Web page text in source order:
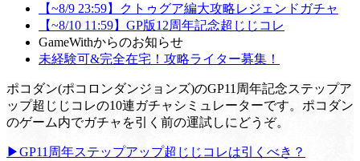
【~8/9 23:59】クトゥグア編大攻略レジェンドガチャ
【~8/10 11:59】GP版12周年記念超じじコレ
GameWithからのお知らせ
未経験可&完全在宅！攻略ライター募集！
ポコダン(ポコロンダンジョンズ)のGP11周年記念ステップア
ップ超じじコレの10連ガチャシミュレーターです。ポコダン
のゲーム内でガチャを引く前の運試しにどうぞ。
▶GP11周年ステップアップ超じじコレは引くべき？